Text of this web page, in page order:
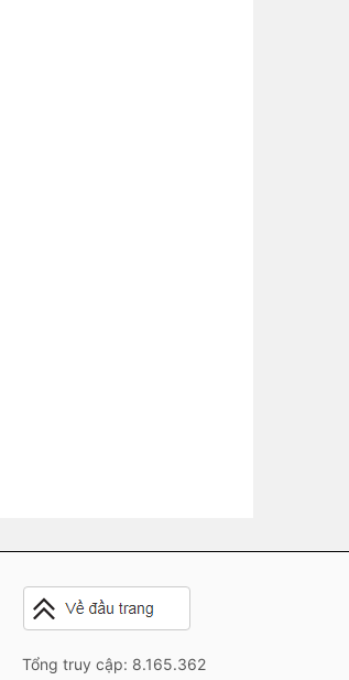
Tổng truy cập: 8.165.362